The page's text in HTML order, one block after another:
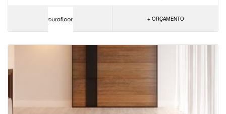
+ ORÇAMENTO